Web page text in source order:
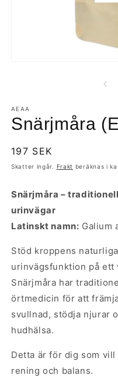
AEAA
Snärjmåra
Ordinarie
pris
197 SEK
Skatter ingår. Frakt beräknas i
Snärjmåra –
urinvägar
Latinskt namn: Galium
Stöd kroppens
urinvägsfunktion på ett
Snärjmåra har
örtmedicin för att
svullnad, stödja njurar
hudhälsa.
Detta är för dig som
rening och balans.